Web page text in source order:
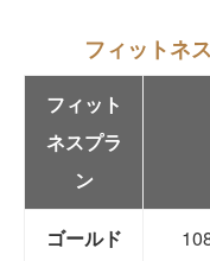
フィットネ
フィット
ネスプラ
ン
ゴールド